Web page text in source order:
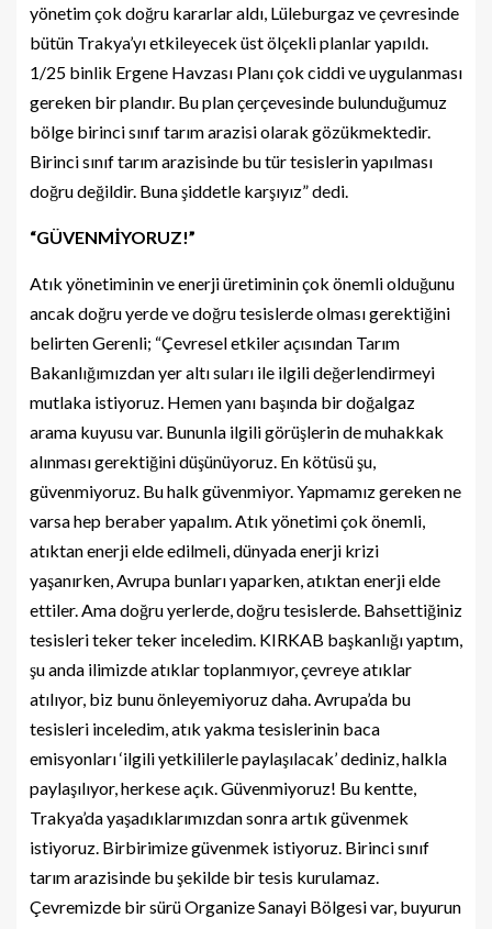
yönetim çok doğru kararlar aldı, Lüleburgaz ve çevresinde
bütün Trakya’yı etkileyecek üst ölçekli planlar yapıldı.
1/25 binlik Ergene Havzası Planı çok ciddi ve uygulanması
gereken bir plandır. Bu plan çerçevesinde bulunduğumuz
bölge birinci sınıf tarım arazisi olarak gözükmektedir.
Birinci sınıf tarım arazisinde bu tür tesislerin yapılması
doğru değildir. Buna şiddetle karşıyız” dedi.
“GÜVENMİYORUZ!”
Atık yönetiminin ve enerji üretiminin çok önemli olduğunu
ancak doğru yerde ve doğru tesislerde olması gerektiğini
belirten Gerenli; “Çevresel etkiler açısından Tarım
Bakanlığımızdan yer altı suları ile ilgili değerlendirmeyi
mutlaka istiyoruz. Hemen yanı başında bir doğalgaz
arama kuyusu var. Bununla ilgili görüşlerin de muhakkak
alınması gerektiğini düşünüyoruz. En kötüsü şu,
güvenmiyoruz. Bu halk güvenmiyor. Yapmamız gereken ne
varsa hep beraber yapalım. Atık yönetimi çok önemli,
atıktan enerji elde edilmeli, dünyada enerji krizi
yaşanırken, Avrupa bunları yaparken, atıktan enerji elde
ettiler. Ama doğru yerlerde, doğru tesislerde. Bahsettiğiniz
tesisleri teker teker inceledim. KIRKAB başkanlığı yaptım,
şu anda ilimizde atıklar toplanmıyor, çevreye atıklar
atılıyor, biz bunu önleyemiyoruz daha. Avrupa’da bu
tesisleri inceledim, atık yakma tesislerinin baca
emisyonları ‘ilgili yetkililerle paylaşılacak’ dediniz, halkla
paylaşılıyor, herkese açık. Güvenmiyoruz! Bu kentte,
Trakya’da yaşadıklarımızdan sonra artık güvenmek
istiyoruz. Birbirimize güvenmek istiyoruz. Birinci sınıf
tarım arazisinde bu şekilde bir tesis kurulamaz.
Çevremizde bir sürü Organize Sanayi Bölgesi var, buyurun